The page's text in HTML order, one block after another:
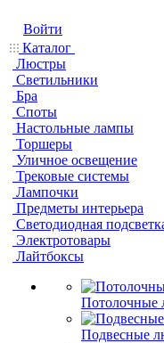
Войти
Каталог
Люстры
Светильники
Бра
Споты
Настольные лампы
Торшеры
Уличное освещение
Трековые системы
Лампочки
Предметы интерьера
Светодиодная
Электротовары
Лайтбоксы
Потолочные
Подвесные